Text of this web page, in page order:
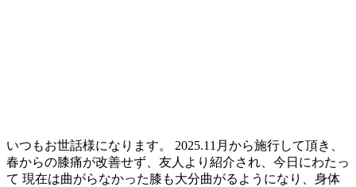
いつもお世話様になります。 2025.11月から施行して頂き、
春からの膝痛が改善せず、友人より紹介され、今日にわたっ
て 現在は曲がらなかった膝も大分曲がるようになり、身体